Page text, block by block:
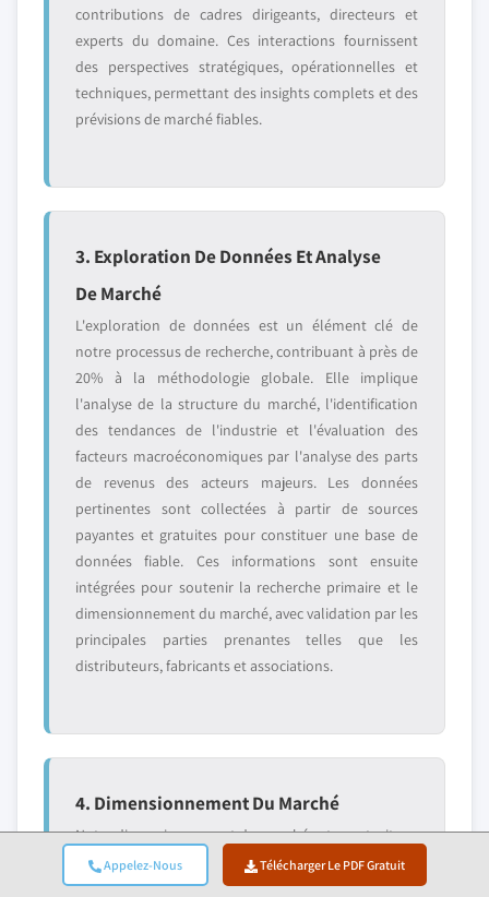
Appelez-Nous Télécharger Le PDF Gratuit
contributions de cadres dirigeants, directeurs et
experts du domaine. Ces interactions fournissent
des perspectives stratégiques, opérationnelles et
techniques, permettant des insights complets et des
prévisions de marché fiables.
3. Exploration De Données Et Analyse
De Marché
L'exploration de données est un élément clé de
notre processus de recherche, contribuant à près de
20% à la méthodologie globale. Elle implique
l'analyse de la structure du marché, l'identification
des tendances de l'industrie et l'évaluation des
facteurs macroéconomiques par l'analyse des parts
de revenus des acteurs majeurs. Les données
pertinentes sont collectées à partir de sources
payantes et gratuites pour constituer une base de
données fiable. Ces informations sont ensuite
intégrées pour soutenir la recherche primaire et le
dimensionnement du marché, avec validation par les
principales parties prenantes telles que les
distributeurs, fabricants et associations.
4. Dimensionnement Du Marché
Notre dimensionnement du marché est construit sur
une approche ascendante, en commençant par les
données de revenus des entreprises collectées